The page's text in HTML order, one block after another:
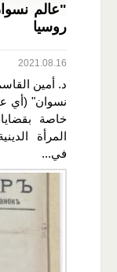
"عالم
روسيا
2021.08.16
د. أمين
نسوان" (أي
خاصة
المرأة
في...